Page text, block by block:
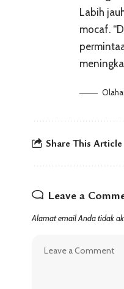
Labih
mocaf.
Share This Article
Leave a
Alamat email Anda tidak